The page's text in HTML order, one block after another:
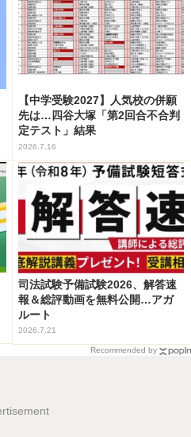
【中学受験2027】人気校の併願
先は…四谷大塚「第2回合不合判
定テスト」結果
2026.7.16
司法試験予備試験2026、解答速
報＆総評動画を無料公開…アガ
ルート
2026.7.21
Recommended by